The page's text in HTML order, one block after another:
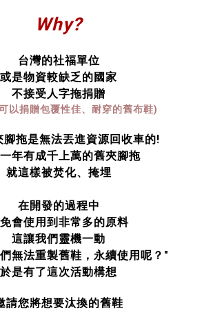
Why?
台灣的社福單位
或是物資較缺乏的國家
不接受人字拖捐贈
以捐贈包覆性佳、耐穿的舊布鞋)
腳拖是無法丟進資源回收車的!
年有成千上萬的舊夾腳拖
就這樣被焚化、掩埋
在開發的過程中
會使用到非常多的原料
這讓我們靈機一動
無法重製舊鞋，永續使用呢？"
於是有了這次活動構想
請您將想要汰換的舊鞋